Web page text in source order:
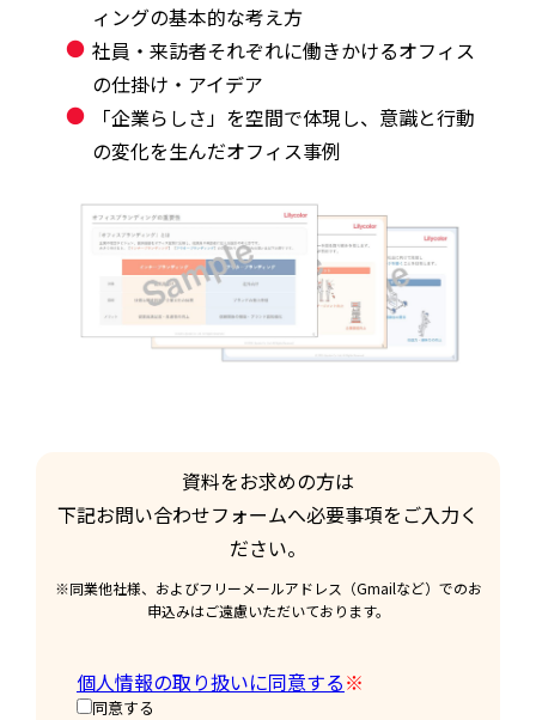
ィングの基本的な考え方
社員・来訪者それぞれに働きかけるオフィス
の仕掛け・アイデア
「企業らしさ」を空間で体現し、意識と行動
の変化を生んだオフィス事例
資料をお求めの方は
下記お問い合わせフォームへ必要事項をご入力く
ださい。
※同業他社様、およびフリーメールアドレス（Gmailなど）でのお
申込みはご遠慮いただいております。
個人情報の取り扱いに同意する※
同意する